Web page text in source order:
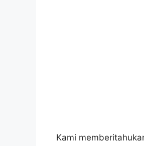
Kami